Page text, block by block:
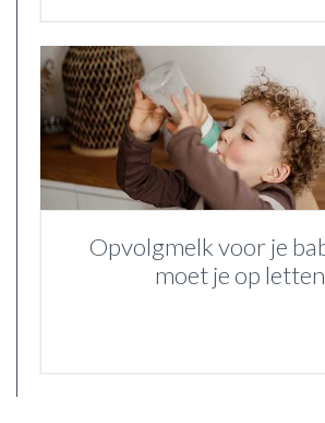
Opvolgmelk voor je
moet je op